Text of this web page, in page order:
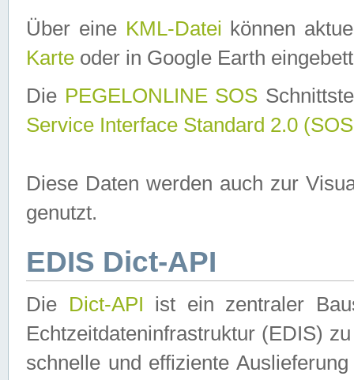
Über eine KML-Datei können
Karte oder in Google Earth
Die PEGELONLINE SOS
Service Interface Standard 2.0
Diese Daten werden auch zur
genutzt.
EDIS Dict-API
Die Dict-API ist ein zentraler
Echtzeitdateninfrastruktur (EDIS)
schnelle und effiziente